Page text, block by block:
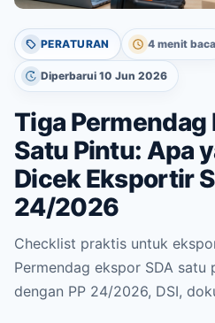
PERATURAN 4 menit baca
Diperbarui 10 Jun 2026
Tiga Permendag
Satu Pintu: Apa
Dicek Eksportir
24/2026
Checklist praktis untuk
Permendag ekspor SDA
dengan PP 24/2026, DSI,